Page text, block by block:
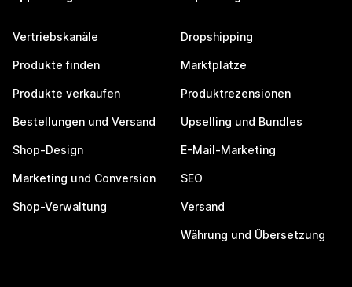
Vertriebskanäle
Produkte finden
Produkte verkaufen
Bestellungen und Versand
Shop-Design
Marketing und Conversion
Shop-Verwaltung
Dropshipping
Marktplätze
Produktrezensionen
Upselling und Bundles
E-Mail-Marketing
SEO
Versand
Währung und Übersetzung